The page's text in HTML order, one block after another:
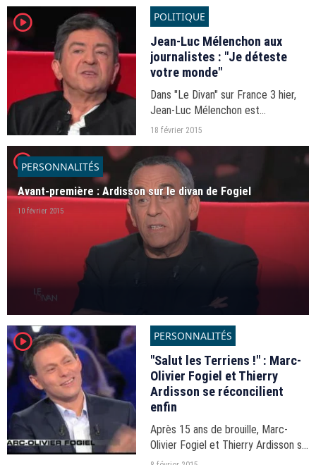
player2 POLITIQUE
Jean-Luc Mélenchon aux
journalistes : "Je déteste
votre monde"
Dans "Le Divan" sur France 3 hier,
Jean-Luc Mélenchon est
notamment revenu sur son rapport
régulièrement des altercations.
18 février 2015
player2
PERSONNALITÉS
Avant-première : Ardisson sur le divan de Fogiel
10 février 2015
player2 PERSONNALITÉS
"Salut les Terriens !" : Marc-
Olivier Fogiel et Thierry
Ardisson se réconcilient
enfin
Après 15 ans de brouille, Marc-
Olivier Fogiel et Thierry Ardisson se
sont officiellement réconciliés hier